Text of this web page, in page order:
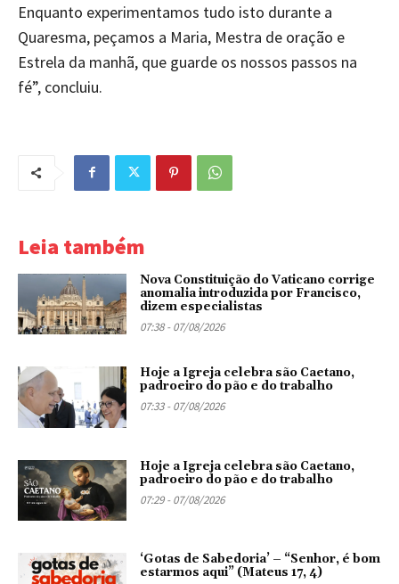
Enquanto experimentamos tudo isto durante a
Quaresma, peçamos a Maria, Mestra de oração e
Estrela da manhã, que guarde os nossos passos na
fé”, concluiu.
Leia também
Nova Constituição do Vaticano corrige
anomalia introduzida por Francisco,
dizem especialistas
07:38 - 07/08/2026
Hoje a Igreja celebra são Caetano,
padroeiro do pão e do trabalho
07:33 - 07/08/2026
Hoje a Igreja celebra são Caetano,
padroeiro do pão e do trabalho
07:29 - 07/08/2026
‘Gotas de Sabedoria’ – “Senhor, é bom
estarmos aqui” (Mateus 17, 4)